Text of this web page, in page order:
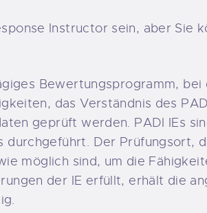
Instructor sein, aber Sie
Bewertungsprogramm,
das Verständnis des
geprüft werden. PADI IEs
Der Prüfungsort,
möglich sind, um die
der IE erfüllt, erhält die